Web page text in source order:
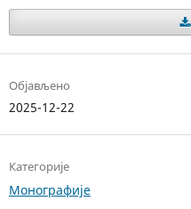
Објављено
2025-12-22
Категорије
Монографије